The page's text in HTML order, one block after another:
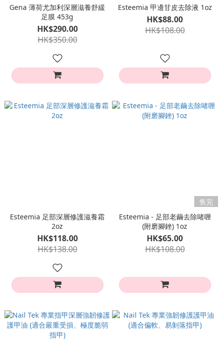
Gena 薄荷尤加利深層滋養舒緩
足膜 453g
HK$290.00
HK$350.00
Esteemia 甲邊甘皮去除液 1oz
HK$88.00
HK$108.00
Esteemia 足部深層修護滋養霜
2oz
HK$118.00
HK$138.00
售完
Esteemia - 足部老繭去除啫喱
(附磨腳銼) 1oz
HK$65.00
HK$108.00